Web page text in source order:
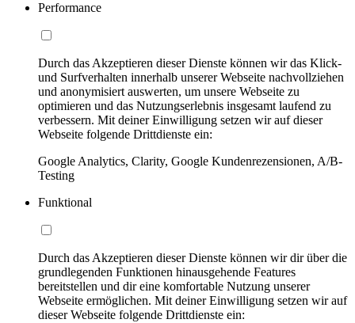
Performance
Durch das Akzeptieren dieser Dienste können wir das Klick-
und Surfverhalten innerhalb unserer Webseite nachvollziehen
und anonymisiert auswerten, um unsere Webseite zu
optimieren und das Nutzungserlebnis insgesamt laufend zu
verbessern. Mit deiner Einwilligung setzen wir auf dieser
Webseite folgende Drittdienste ein:
Google Analytics, Clarity, Google Kundenrezensionen, A/B-
Testing
Funktional
Durch das Akzeptieren dieser Dienste können wir dir über die
grundlegenden Funktionen hinausgehende Features
bereitstellen und dir eine komfortable Nutzung unserer
Webseite ermöglichen. Mit deiner Einwilligung setzen wir auf
dieser Webseite folgende Drittdienste ein: